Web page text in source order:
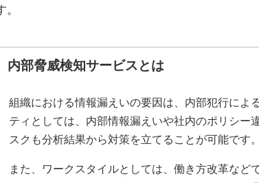
。
内部脅威検知サービスとは
組織における情報漏えいの要因は、内部犯行によ
ティとしては、内部情報漏えいや社内のポリシー
スクも分析結果から対策を立てることが可能です。
また、ワークスタイルとしては、働き方改革など